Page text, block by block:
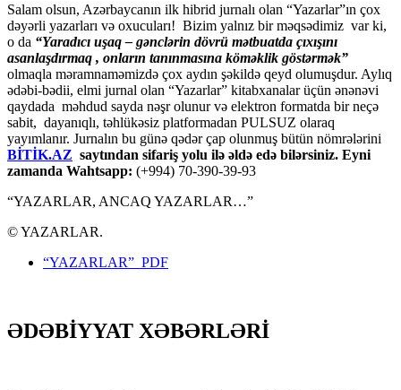
Salam olsun, Azərbaycanın ilk hibrid jurnalı olan “Yazarlar”ın çox
dəyərli yazarları və oxucuları! Bizim yalnız bir məqsədimiz var ki,
o da “Yaradıcı uşaq – gәnclәrin dövrü mәtbuatda çıxışını
asanlaşdırmaq , onların tanınmasına kömәklik göstәrmәk”
olmaqla məramnaməmizdə çox aydın şəkildə qeyd olumuşdur. Aylıq
ədəbi-bədii, elmi jurnal olan “Yazarlar” kitabxanalar üçün ənənəvi
qaydada məhdud sayda nəşr olunur və elektron formatda bir neçə
sabit, dayanıqlı, təhlükəsiz platformadan PULSUZ olaraq
yayımlanır. Jurnalın bu günə qədər çap olunmuş bütün nömrələrini
BİTİK.AZ saytından sifariş yolu ilə əldə edə bilərsiniz. Eyni
zamanda Wahtsapp: (+994) 70-390-39-93
“YAZARLAR, ANCAQ YAZARLAR…”
© YAZARLAR.
“YAZARLAR” PDF
ƏDƏBİYYAT XƏBƏRLƏRİ